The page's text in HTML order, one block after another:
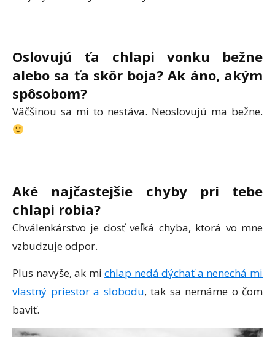
Oslovujú ťa chlapi vonku bežne
alebo sa ťa skôr boja? Ak áno, akým
spôsobom?
Väčšinou sa mi to nestáva. Neoslovujú ma bežne.
Aké najčastejšie chyby pri tebe
chlapi robia?
Chválenkárstvo je dosť veľká chyba, ktorá vo mne
vzbudzuje odpor.
Plus navyše, ak michlap nedá dýchať a nenechá mi
vlastný priestor a slobodu, tak sa nemáme o čom
baviť.